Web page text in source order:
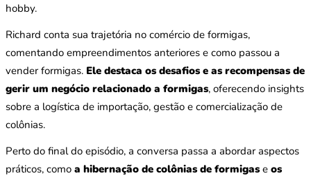
hobby.
Richard conta sua trajetória no comércio de formigas,
comentando empreendimentos anteriores e como passou a
vender formigas. Ele destaca os desafios e as recompensas de
gerir um negócio relacionado a formigas, oferecendo insights
sobre a logística de importação, gestão e comercialização de
colônias.
Perto do final do episódio, a conversa passa a abordar aspectos
práticos, como a hibernação de colônias de formigas e os